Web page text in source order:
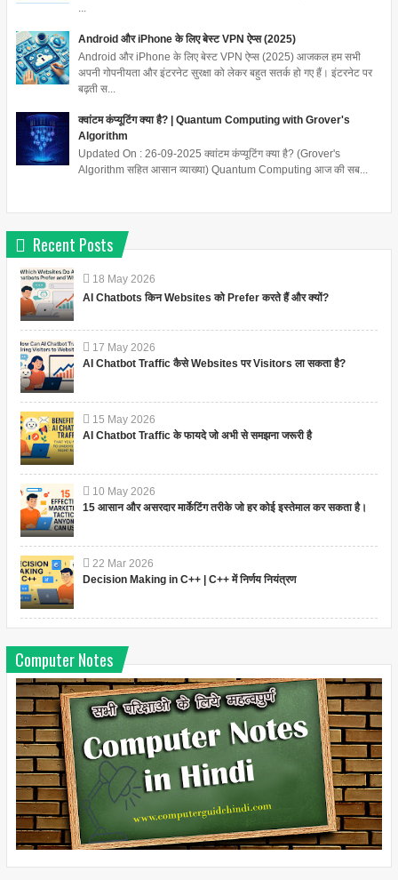
...
Android और iPhone के लिए बेस्ट VPN ऐप्स (2025)
Android और iPhone के लिए बेस्ट VPN ऐप्स (2025) आजकल हम सभी
अपनी गोपनीयता और इंटरनेट सुरक्षा को लेकर बहुत सतर्क हो गए हैं। इंटरनेट पर
बढ़ती स...
क्वांटम कंप्यूटिंग क्या है? | Quantum Computing with Grover's
Algorithm
Updated On : 26-09-2025 क्वांटम कंप्यूटिंग क्या है? (Grover's
Algorithm सहित आसान व्याख्या) Quantum Computing आज की सब...
Recent Posts
18 May 2026
AI Chatbots किन Websites को Prefer करते हैं और क्यों?
17 May 2026
AI Chatbot Traffic कैसे Websites पर Visitors ला सकता है?
15 May 2026
AI Chatbot Traffic के फायदे जो अभी से समझना जरूरी है
10 May 2026
15 आसान और असरदार मार्केटिंग तरीके जो हर कोई इस्तेमाल कर सकता है।
22 Mar 2026
Decision Making in C++ | C++ में निर्णय नियंत्रण
Computer Notes